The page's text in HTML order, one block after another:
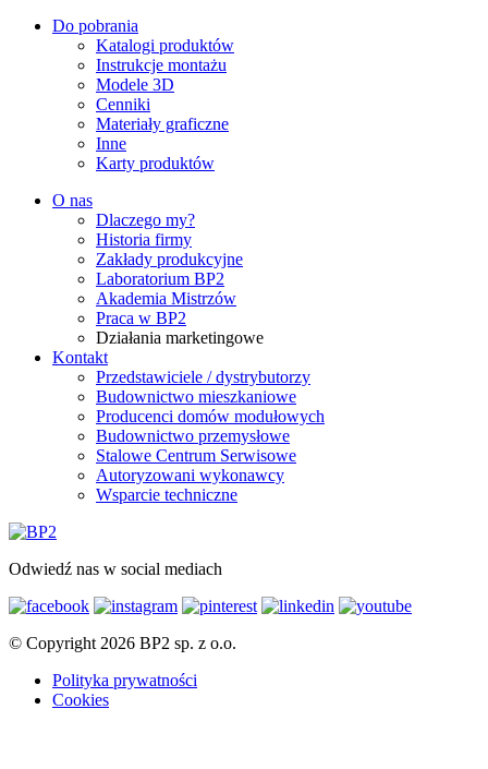
Do pobrania
Katalogi produktów
Instrukcje montażu
Modele 3D
Cenniki
Materiały graficzne
Inne
Karty produktów
O nas
Dlaczego my?
Historia firmy
Zakłady produkcyjne
Laboratorium BP2
Akademia Mistrzów
Praca w BP2
Działania marketingowe
Kontakt
Przedstawiciele / dystrybutorzy
Budownictwo mieszkaniowe
Producenci domów modułowych
Budownictwo przemysłowe
Stalowe Centrum Serwisowe
Autoryzowani wykonawcy
Wsparcie techniczne
Odwiedź nas w social mediach
© Copyright 2026 BP2 sp. z o.o.
Polityka prywatności
Cookies